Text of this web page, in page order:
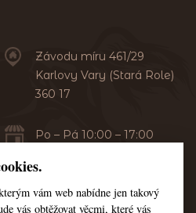
Závodu míru 461/29
Karlovy Vary (Stará Role)
360 17
Po – Pá 10:00 – 17:00
+420 353 549 410
vám web nabídne jen takový
vás obtěžovat věcmi, které vás